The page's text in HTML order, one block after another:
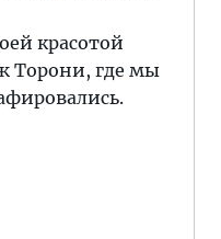
красотой
Торони, где мы